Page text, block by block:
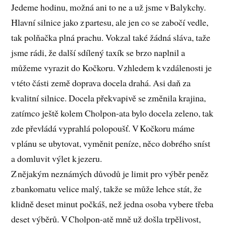
Jedeme hodinu, možná ani to ne a už jsme v Balykchy.
Hlavní silnice jako z partesu, ale jen co se zabočí vedle,
tak polňačka plná prachu. Vokzal také žádná sláva, taže
jsme rádi, že další sdílený taxík se brzo naplnil a
můžeme vyrazit do Kočkoru. Vzhledem k vzdálenosti je
v této části země doprava docela drahá. Asi daň za
kvalitní silnice. Docela překvapivě se změnila krajina,
zatímco ještě kolem Cholpon-ata bylo docela zeleno, tak
zde převládá vyprahlá polopoušť. V Kočkoru máme
v plánu se ubytovat, vyměnit peníze, něco dobrého sníst
a domluvit výlet k jezeru.
Z nějakým neznámých důvodů je limit pro výběr peněz
z bankomatu velice malý, takže se může lehce stát, že
klidně deset minut počkáš, než jedna osoba vybere třeba
deset výběrů. V Cholpon-atě mně už došla trpělivost,